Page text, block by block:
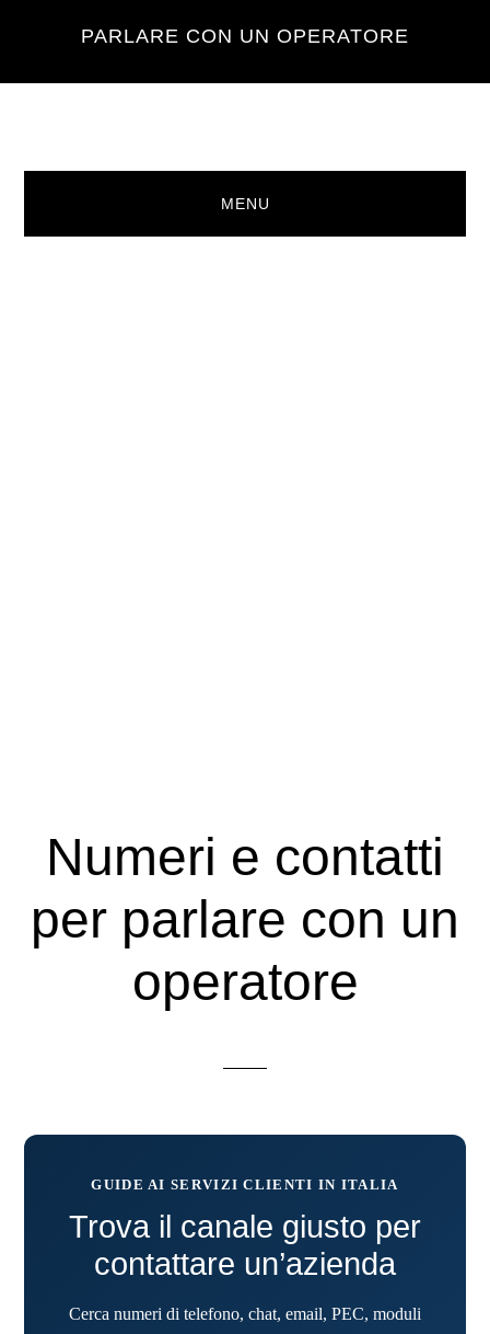
main
footer
PARLARE CON UN OPERATORE
MENU
Numeri e contatti
per parlare con un
operatore
GUIDE AI SERVIZI CLIENTI IN ITALIA
Trova il canale giusto per
contattare un’azienda
Cerca numeri di telefono, chat, email, PEC, moduli